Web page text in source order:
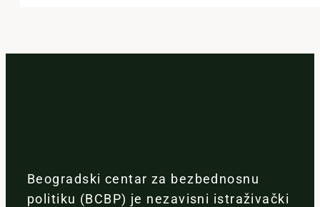
Beogradski centar za bezbednosnu
politiku (BCBP) je nezavisni istraživački